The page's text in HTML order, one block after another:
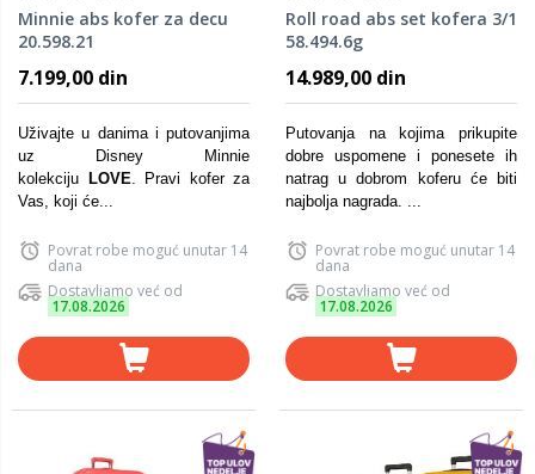
Minnie abs kofer za decu
20.598.21
7.199,00 din
Uživajte u danima i putovanjima
uz Disney Minnie
kolekciju
LOVE. Pravi kofer za
Vas, koji će...
Povrat robe moguć unutar 14
dana
Dostavljamo već od
17.08.2026
Roll road abs set kofera 3/1
58.494.6g
14.989,00 din
Putovanja na kojima prikupite
dobre uspomene i ponesete ih
natrag u dobrom koferu će biti
najbolja nagrada. ...
Povrat robe moguć unutar 14
dana
Dostavljamo već od
17.08.2026